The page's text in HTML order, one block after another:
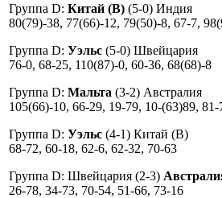
Группа D: Китай (B) (5-0) Индия
80(79)-38, 77(66)-12, 79(50)-8, 67-7,
Группа D: Уэльс (5-0) Швейцария
76-0, 68-25, 110(87)-0, 60-36, 68(68)-8
Группа D: Мальта (3-2) Австралия
105(66)-10, 66-29, 19-79, 10-(63)89, 81-
Группа D: Уэльс (4-1) Китай (B)
68-72, 60-18, 62-6, 62-32, 70-63
Группа D: Швейцария (2-3)
26-78, 34-73, 70-54, 51-66, 73-16